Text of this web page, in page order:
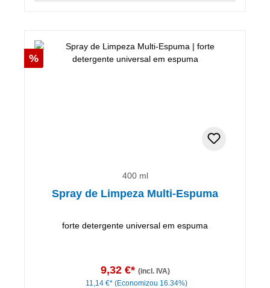
Desconto
%
400 ml
Spray de Limpeza Multi-Espuma
forte detergente universal em espuma
9,32 €* (incl. IVA)
11,14 €* (Economizou 16.34%)